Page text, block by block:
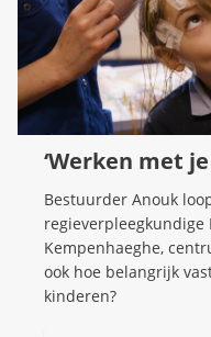
‘Werken met
Bestuurder Anouk
regieverpleegkundige
Kempenhaeghe,
ook hoe belangrijk
kinderen?